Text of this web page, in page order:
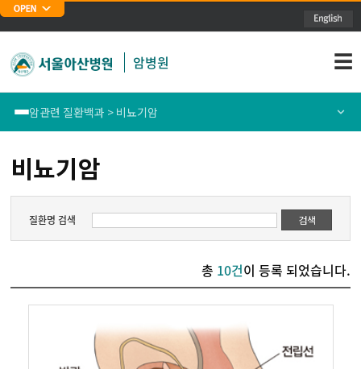
주메뉴 바로가기
본문 바로가기
암병원 ☰
암관련 질환백과 > 비뇨기암
동영상 교육 자료 골연부육종
담도 및 췌장암
두경부암
비뇨기암
질환명 검색 검색
총 10건이 등록 되었습니다.